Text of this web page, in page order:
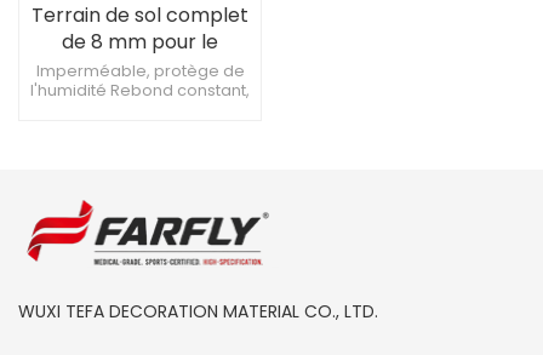
Terrain de sol complet
de 8 mm pour le
basket-ball
Imperméable, protège de
l'humidité Rebond constant,
WUXI TEFA DECORATION MATERIAL CO., LTD.